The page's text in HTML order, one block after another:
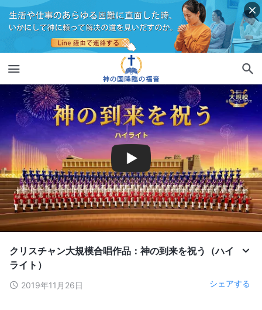
クリスチャン大規模合唱作品：神の到来を祝う（ハイ
ライト）
2019年11月26日 シェアする